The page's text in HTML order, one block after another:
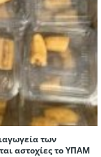
των
αστοχίες το ΥΠΑΜ